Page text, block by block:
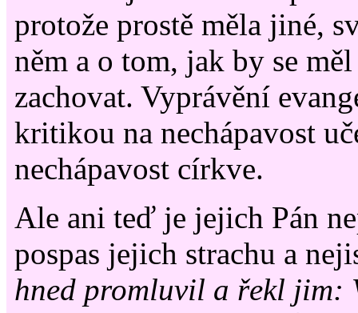
protože prostě měla jiné,
něm a o tom, jak by se
zachovat. Vyprávění
kritikou na nechápavost
nechápavost církve.
Ale ani teď je jejich Pán
pospas jejich strachu a
hned promluvil a řekl jim: